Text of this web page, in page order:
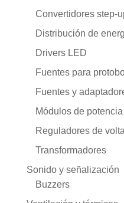
Convertidores step-
Distribución de
Drivers LED
Fuentes para
Fuentes y
Módulos de potencia
Reguladores de
Transformadores
Sonido y señalización
Buzzers